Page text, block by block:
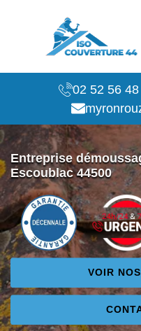
02 52 56
Entreprise
Escoublac 44500
VOIR